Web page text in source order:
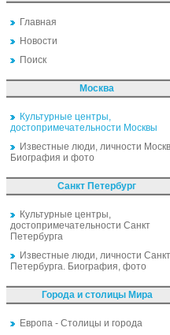
Главная
Новости
Поиск
Москва
Культурные центры,
достопримечательности Москвы
Известные люди, личности
Биография и фото
Санкт Петербург
Культурные центры,
достопримечательности Санкт
Петербурга
Известные люди, личности Санкт
Петербурга. Биография, фото
Города и столицы Мира
Европа - Столицы и города